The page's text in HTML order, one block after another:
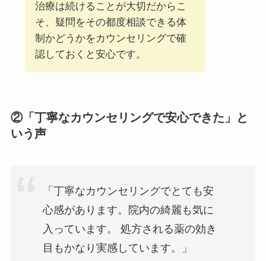
治療は続けることが大切だからこ
そ、疑問をその都度相談できる体
制かどうかをカウンセリングで確
認しておくと安心です。
②「丁寧なカウンセリングで安心できた」と
いう声
「丁寧なカウンセリングでとても安
心感があります。院内の綺麗も気に
入っています。 処方される薬の効き
目もかなり実感しています。」